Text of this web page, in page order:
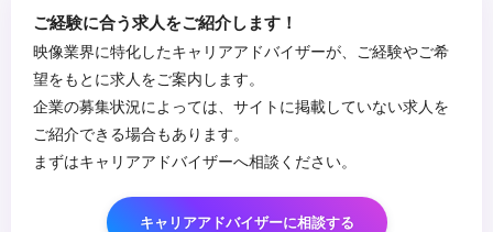
ご経験に合う求人をご紹介します！
映像業界に特化したキャリアアドバイザーが、ご経験やご希
望をもとに求人をご案内します。
企業の募集状況によっては、サイトに掲載していない求人を
ご紹介できる場合もあります。
まずはキャリアアドバイザーへ相談ください。
キャリアアドバイザーに相談する